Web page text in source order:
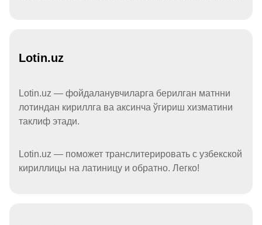
Lotin.uz
Lotin.uz — фойдаланувчиларга берилган матнни
лотиндан кириллга ва аксинча ўгириш хизматини
таклиф этади.
Lotin.uz — поможет транслитерировать с узбекской
кириллицы на латиницу и обратно. Легко!